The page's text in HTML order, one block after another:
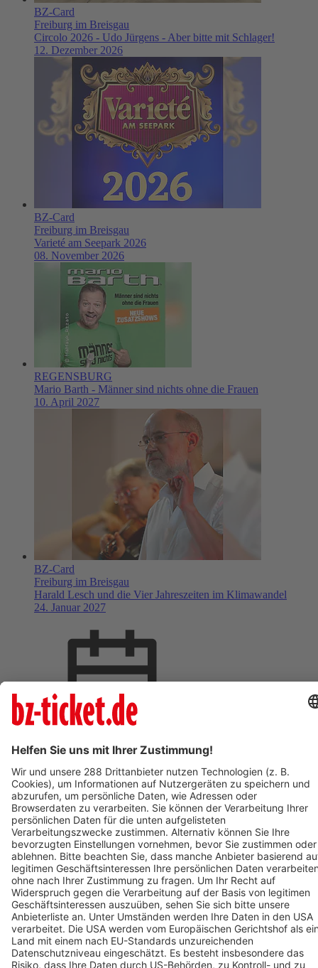
BZ-Card
Freiburg im Breisgau
Circolo 2026 - Udo Jürgens - Aber bitte mit Schlager!
12. Dezember 2026
BZ-Card
Freiburg im Breisgau
Varieté am Seepark 2026
08. November 2026
REGENSBURG
Mario Barth - Männer sind nichts ohne die Frauen
10. April 2027
BZ-Card
Freiburg im Breisgau
Harald Lesch und die Vier Jahreszeiten im Klimawandel
24. Januar 2027
BZ-Card Vorteile